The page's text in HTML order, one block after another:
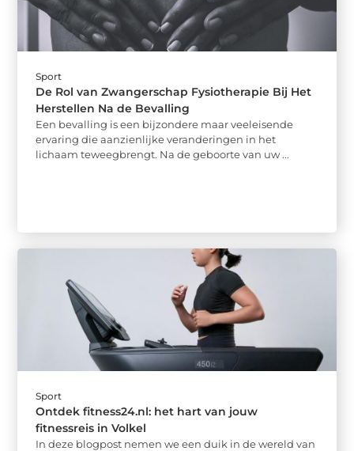
Sport
De Rol van Zwangerschap Fysiotherapie Bij Het
Herstellen Na de Bevalling
Een bevalling is een bijzondere maar veeleisende
ervaring die aanzienlijke veranderingen in het
lichaam teweegbrengt. Na de geboorte van uw ...
Sport
Ontdek fitness24.nl: het hart van jouw
fitnessreis in Volkel
In deze blogpost nemen we een duik in de wereld van